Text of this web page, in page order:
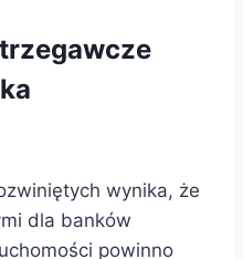
wynika, że
dla banków
powinno